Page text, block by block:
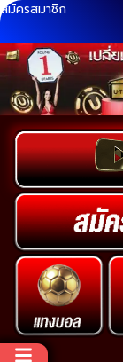
สมัครสมาชิก